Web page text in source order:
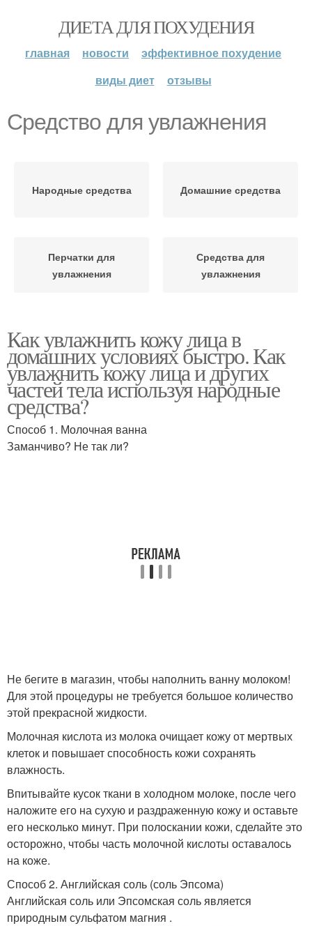
ДИЕТА ДЛЯ ПОХУДЕНИЯ
главная новости
эффективное похудение
виды диет
отзывы
Средство для увлажнения
Народные средства Домашние средства
Перчатки для
увлажнения
Средства для
увлажнения
Как увлажнить кожу лица в
домашних условиях быстро. Как
увлажнить кожу лица и других
частей тела используя народные
средства?
Способ 1. Молочная ванна
Заманчиво? Не так ли?
Не бегите в магазин, чтобы наполнить ванну молоком!
Для этой процедуры не требуется большое количество
этой прекрасной жидкости.
Молочная кислота из молока очищает кожу от мертвых
клеток и повышает способность кожи сохранять
влажность.
Впитывайте кусок ткани в холодном молоке, после чего
наложите его на сухую и раздраженную кожу и оставьте
его несколько минут. При полоскании кожи, сделайте это
осторожно, чтобы часть молочной кислоты оставалось
на коже.
Способ 2. Английская соль (соль Эпсома)
Английская соль или Эпсомская соль является
природным сульфатом магния .